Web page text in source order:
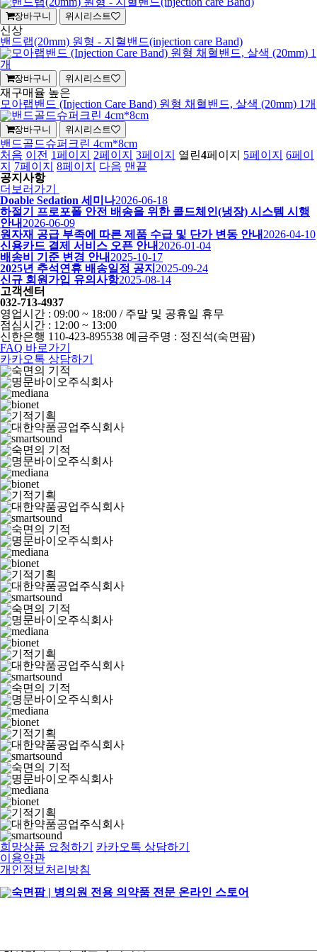
장바구니 위시리스트
신상
밴드랩(20mm) 원형 - 지혈밴드(injection care Band)
장바구니 위시리스트
재구매율 높은
모아랩밴드 (Injection Care Band) 원형 채혈밴드, 살색 (20mm) 1개
장바구니 위시리스트
밴드골드슈퍼크린 4cm*8cm
처음 이전 1페이지 2페이지 3페이지 열린4페이지 5페이지 6페이
지
7페이지 8페이지 다음 맨끝
공지사항
더보러가기
Doable Sedation 세미나2026-06-18
하절기 프로포폴 안전 배송을 위한 콜드체인(냉장) 시스템 시행
안내 2026-06-09
원자재 공급 부족에 따른 제품 수급 및 단가 변동 안내 2026-04-10
신용카드 결제 서비스 오픈 안내 2026-01-04
배송비 기준 변경 안내 2025-10-17
2025년 추석연휴 배송일정 공지 2025-09-24
신규 회원가입 유의사항2025-08-14
고객센터
032-713-4937
영업시간 : 09:00 ~ 18:00 / 주말 및 공휴일 휴무
점심시간 : 12:00 ~ 13:00
신한은행 110-423-895538 예금주명 : 정진석(숙면팜)
FAQ 바로가기
카카오톡 상담하기
희망상품 요청하기
카카오톡 상담하기
이용약관
개인정보처리방침